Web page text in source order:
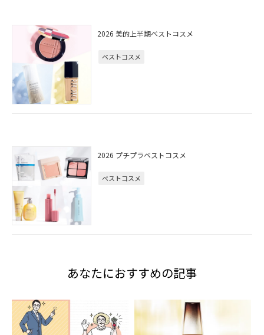
2026 美的上半期ベストコスメ
ベストコスメ
2026 プチプラベストコスメ
ベストコスメ
あなたにおすすめの記事